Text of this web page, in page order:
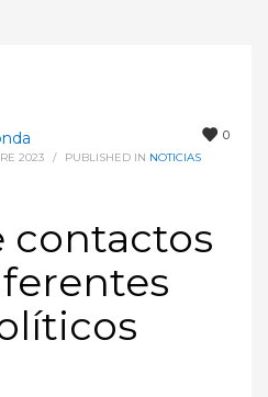
0
2023 / PUBLISHED IN NOTICIAS
contactos